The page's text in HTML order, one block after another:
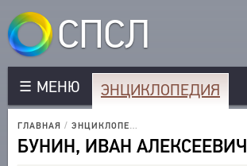
СПСЛ
МЕНЮ ЭНЦИКЛОПЕДИЯ
ГЛАВНАЯ / ЭНЦИКЛОПЕДИЯ
БУНИН, ИВАН АЛЕКСЕЕВИЧ
КОРПУС
РУССКОЯЗЫЧНЫЕ АВТОРЫ
ИНОЯЗЫЧНЫЕ АВТОРЫ
БИБЛИОТЕКА
ТЕКСТЫ